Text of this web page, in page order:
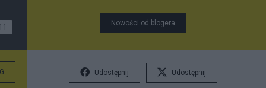
11 Nowości od blogera
Udostępnij Udostępnij